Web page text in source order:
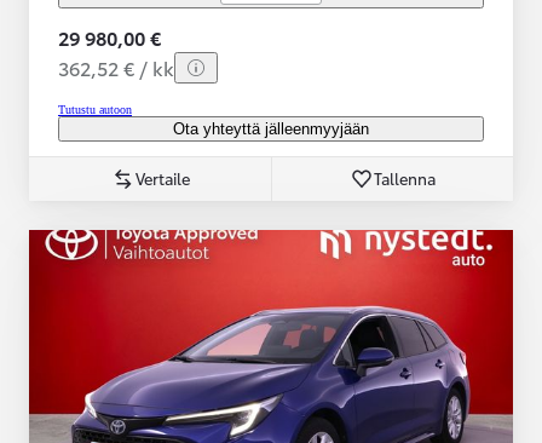
29 980,00 €
362,52 € / kk
Tutustu autoon
Ota yhteyttä jälleenmyyjään
Vertaile Tallenna